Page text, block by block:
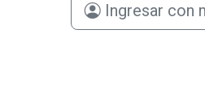
Ingresar con